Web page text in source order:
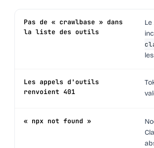
Pas de « crawlbase » dans
la liste des outils
Les appels d'outils
renvoient 401
« npx not found »